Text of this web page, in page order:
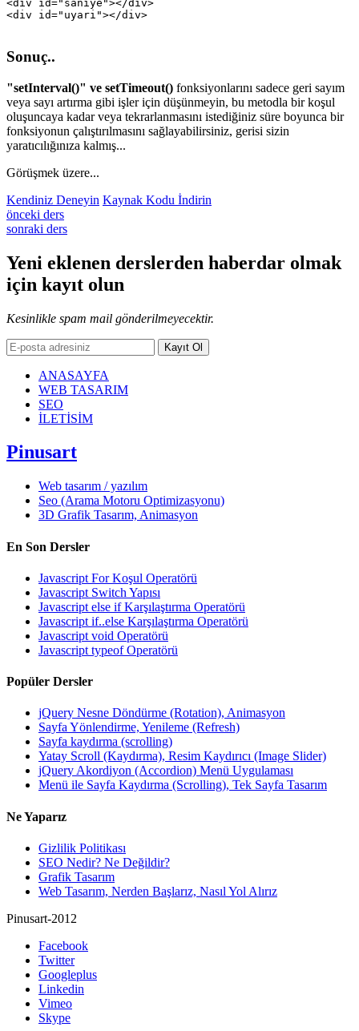
<div id="saniye"></div>
Sonuç..
"setInterval()" ve setTimeout() fonksiyonlarını sadece geri sayım
veya sayı artırma gibi işler için düşünmeyin, bu metodla bir koşul
oluşuncaya kadar veya tekrarlanmasını istediğiniz süre boyunca bir
fonksiyonun çalıştırılmasını sağlayabilirsiniz, gerisi sizin
yaratıcılığınıza kalmış...
Görüşmek üzere...
Kendiniz Deneyin Kaynak Kodu İndirin
önceki ders
sonraki ders
Yeni eklenen derslerden haberdar olmak
için kayıt olun
Kesinlikle spam mail gönderilmeyecektir.
Kayıt Ol
ANASAYFA
WEB TASARIM
SEO
İLETİSİM
Pinusart
Web tasarım / yazılım
Seo (Arama Motoru Optimizasyonu)
3D Grafik Tasarım, Animasyon
En Son Dersler
Javascript For Koşul Operatörü
Javascript Switch Yapısı
Javascript else if Karşılaştırma Operatörü
Javascript if..else Karşılaştırma Operatörü
Javascript void Operatörü
Javascript typeof Operatörü
Popüler Dersler
jQuery Nesne Döndürme (Rotation), Animasyon
Sayfa Yönlendirme, Yenileme (Refresh)
Sayfa kaydırma (scrolling)
Yatay Scroll (Kaydırma), Resim Kaydırıcı (Image Slider)
jQuery Akordiyon (Accordion) Menü Uygulaması
Menü ile Sayfa Kaydırma (Scrolling), Tek Sayfa Tasarım
Ne Yaparız
Gizlilik Politikası
SEO Nedir? Ne Değildir?
Grafik Tasarım
Web Tasarım, Nerden Başlarız, Nasıl Yol Alırız
Pinusart-2012
Facebook
Twitter
Googleplus
Linkedin
Vimeo
Skype